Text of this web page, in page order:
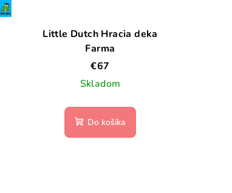
Little Dutch Hracia deka
Farma
€67
Skladom
Do košíka